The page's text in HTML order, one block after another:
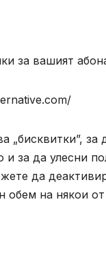
за вашият
„бисквитки”,
и за да улесни
да
обем на някои